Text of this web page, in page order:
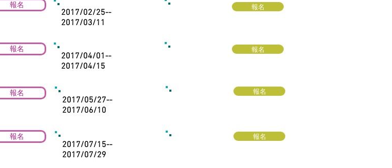
報名
2017/02/25--
2017/03/11
報名
報名
2017/04/01--
2017/04/15
報名
報名
2017/05/27--
2017/06/10
報名
報名
2017/07/15--
2017/07/29
報名